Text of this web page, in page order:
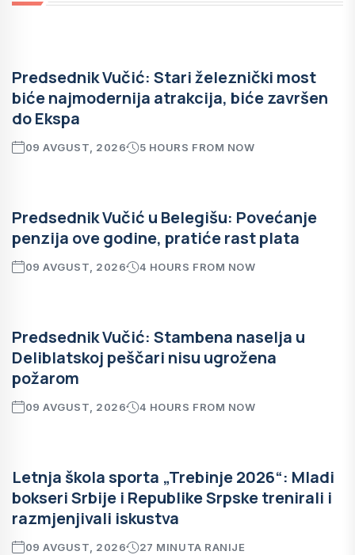
Predsednik Vučić: Stari železnički most
biće najmodernija atrakcija, biće završen
do Ekspa
09 AVGUST, 2026 5 HOURS FROM NOW
Predsednik Vučić u Belegišu: Povećanje
penzija ove godine, pratiće rast plata
09 AVGUST, 2026 4 HOURS FROM NOW
Predsednik Vučić: Stambena naselja u
Deliblatskoj peščari nisu ugrožena
požarom
09 AVGUST, 2026 4 HOURS FROM NOW
Letnja škola sporta „Trebinje 2026“: Mladi
bokseri Srbije i Republike Srpske trenirali i
razmjenjivali iskustva
09 AVGUST, 2026 27 MINUTA RANIJE